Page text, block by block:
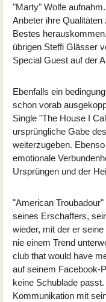
"Marty" Wolfe
Anbeter ihre
Bestes
übrigen Steffi Glässer
Special Guest auf der
Ebenfalls ein
schon vorab
Single "The House I
ursprüngliche Gabe
weiterzugeben.
emotionale
Ursprüngen und der
"American
seines Erschaffers,
wieder, mit der er
nie einem Trend
club that would have
auf seinem Facebook-
keine Schublade
Kommunikation mit